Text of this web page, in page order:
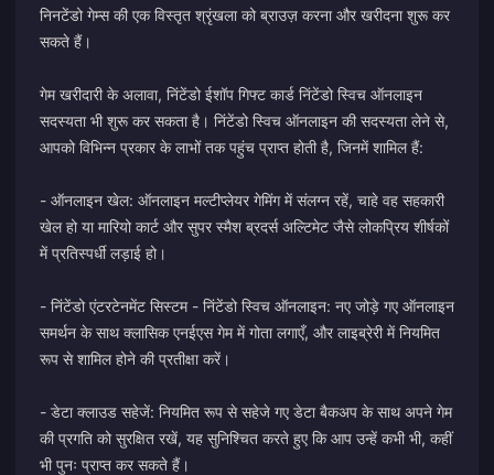
निनटेंडो गेम्स की एक विस्तृत श्रृंखला को ब्राउज़ करना और खरीदना शुरू कर
सकते हैं।
गेम खरीदारी के अलावा, निंटेंडो ईशॉप गिफ्ट कार्ड निंटेंडो स्विच ऑनलाइन
सदस्यता भी शुरू कर सकता है। निंटेंडो स्विच ऑनलाइन की सदस्यता लेने से,
आपको विभिन्न प्रकार के लाभों तक पहुंच प्राप्त होती है, जिनमें शामिल हैं:
- ऑनलाइन खेल: ऑनलाइन मल्टीप्लेयर गेमिंग में संलग्न रहें, चाहे वह सहकारी
खेल हो या मारियो कार्ट और सुपर स्मैश ब्रदर्स अल्टिमेट जैसे लोकप्रिय शीर्षकों
में प्रतिस्पर्धी लड़ाई हो।
- निंटेंडो एंटरटेनमेंट सिस्टम - निंटेंडो स्विच ऑनलाइन: नए जोड़े गए ऑनलाइन
समर्थन के साथ क्लासिक एनईएस गेम में गोता लगाएँ, और लाइब्रेरी में नियमित
रूप से शामिल होने की प्रतीक्षा करें।
- डेटा क्लाउड सहेजें: नियमित रूप से सहेजे गए डेटा बैकअप के साथ अपने गेम
की प्रगति को सुरक्षित रखें, यह सुनिश्चित करते हुए कि आप उन्हें कभी भी, कहीं
भी पुनः प्राप्त कर सकते हैं।